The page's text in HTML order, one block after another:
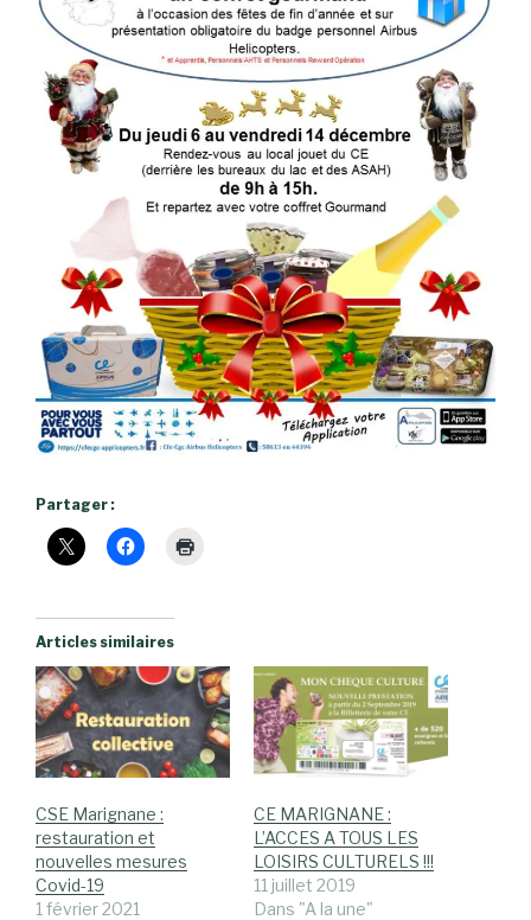
Partager :
Articles similaires
CSE Marignane :
restauration et
nouvelles mesures
Covid-19
1 février 2021
CE MARIGNANE :
L’ACCES A TOUS LES
LOISIRS CULTURELS !!!
11 juillet 2019
Dans "A la une"